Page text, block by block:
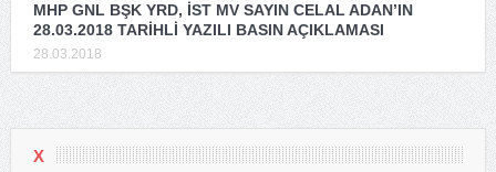
MHP GNL BŞK YRD, İST MV SAYIN CELAL ADAN’IN
28.03.2018 TARİHLİ YAZILI BASIN AÇIKLAMASI
28.03.2018
X